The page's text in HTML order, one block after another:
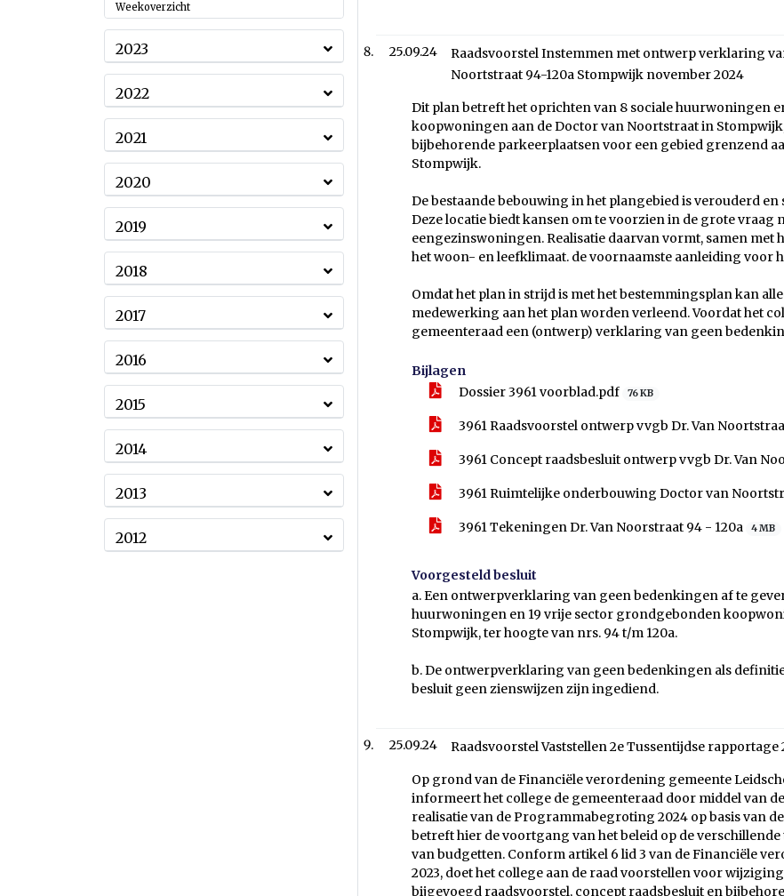
Weekoverzicht
2023
2022
2021
2020
2019
2018
2017
2016
2015
2014
2013
2012
25.09.24
Raadsvoorstel Instemmen met ontwerp verklaring
Noortstraat 94-120a Stompwijk november 2024
Dit plan betreft het oprichten van 8 sociale huurwoningen
koopwoningen aan de Doctor van Noortstraat in
bijbehorende parkeerplaatsen voor een gebied grenzend
Stompwijk.
De bestaande bebouwing in het plangebied is verouderd
Deze locatie biedt kansen om te voorzien in de grote
eengezinswoningen. Realisatie daarvan vormt, samen
het woon- en leefklimaat. de voornaamste aanleiding voor
Omdat het plan in strijd is met het bestemmingsplan kan
medewerking aan het plan worden verleend. Voordat het
gemeenteraad een (ontwerp) verklaring van geen
Bijlagen
Dossier 3961 voorblad.pdf
76 KB
3961 Raadsvoorstel ontwerp vvgb Dr. Van
3961 Concept raadsbesluit ontwerp vvgb Dr. Van
3961 Ruimtelijke onderbouwing Doctor van
3961 Tekeningen Dr. Van Noorstraat 94 - 120a 4 MB
Voorgesteld besluit
a. Een ontwerpverklaring van geen bedenkingen af te
huurwoningen en 19 vrije sector grondgebonden
Stompwijk, ter hoogte van nrs. 94 t/m 120a.
b. De ontwerpverklaring van geen bedenkingen als
besluit geen zienswijzen zijn ingediend.
25.09.24 Raadsvoorstel Vaststellen 2e Tussentijdse rapportage
Op grond van de Financiële verordening gemeente
informeert het college de gemeenteraad door middel van
realisatie van de Programmabegroting 2024 op basis van
betreft hier de voortgang van het beleid op de
van budgetten. Conform artikel 6 lid 3 van de Financiële
2023, doet het college aan de raad voorstellen voor
bijgevoegd raadsvoorstel, concept raadsbesluit en